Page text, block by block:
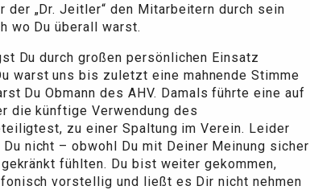
der „Dr. Jeitler“ den Mitarbeitern durch sein
wo Du überall warst.
Du durch großen persönlichen Einsatz
warst uns bis zuletzt eine mahnende Stimme
Du Obmann des AHV. Damals führte eine auf
die künftige Verwendung des
zu einer Spaltung im Verein. Leider
nicht – obwohl Du mit Deiner Meinung sicher
fühlten. Du bist weiter gekommen,
vorstellig und ließt es Dir nicht nehmen